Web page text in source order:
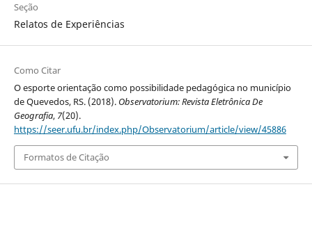
Seção
Relatos de Experiências
Como Citar
O esporte orientação como possibilidade pedagógica no município
de Quevedos, RS. (2018). Observatorium: Revista Eletrônica De
Geografia, 7(20).
https://seer.ufu.br/index.php/Observatorium/article/view/45886
Formatos de Citação